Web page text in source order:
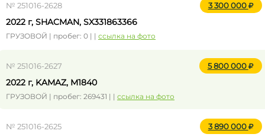
№ 251016-2628 3 300 000
2022 г, SHACMAN, SX331863366
ГРУЗОВОЙ | пробег: 0 | | ссылка на фото
№ 251016-2627 5 800 000
2022 г, KAMAZ, M1840
ГРУЗОВОЙ | пробег: 269431 | | ссылка на фото
№ 251016-2625 3 890 000